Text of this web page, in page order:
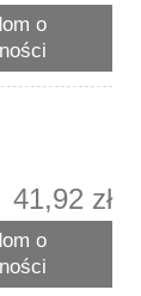
o
41,92 zł
o